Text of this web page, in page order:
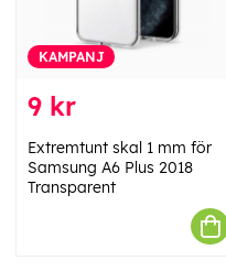
KAMPANJ
9 kr
Extremtunt skal 1 mm för
Samsung A6 Plus 2018
Transparent